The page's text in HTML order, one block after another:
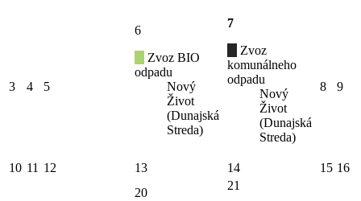
3 4 5
6
Zvoz BIO
odpadu
Nový
Život
(Dunajská
Streda)
7
Zvoz
komunálneho
odpadu
Nový
Život
(Dunajská
Streda)
8 9
10 11 12 13 14 15 16
20
21